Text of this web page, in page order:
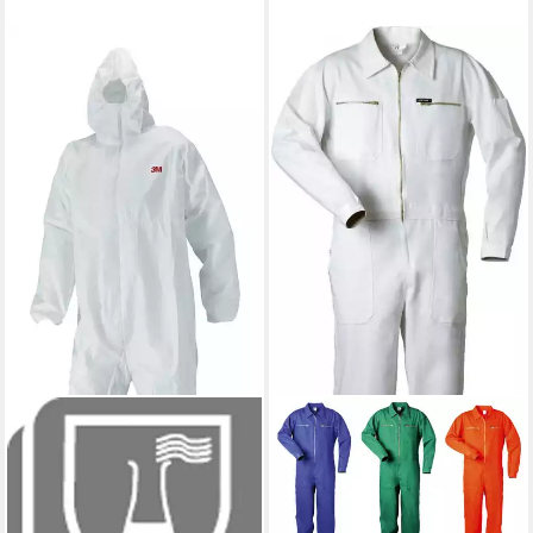
CRAFTLAND
Arbeitsoverall Herren
Rallyekombi srapazierfähig
aus reiner Baumwolle 290